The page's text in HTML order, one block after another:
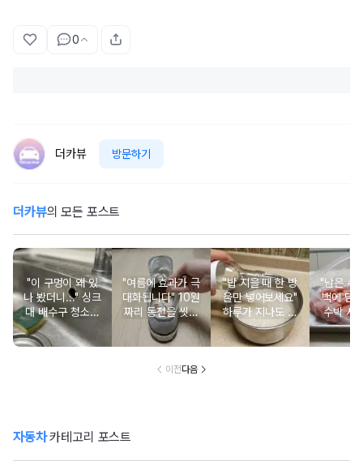
0
더카뷰 방문하기
더카뷰의 모든 포스트
"이 구멍이 왜 있
나 봤더니..." 싱크
대 배수구 청소해
도 냄새난다면 물
넘침 방지 구멍을
"여름에 효과가 극
대화됩니다" 10원
짜리 동전을 씻어
서 운동화 신발에
넣어보세요
"밥 지을 때 한 방
울만 넣어보세요"
하루가 지나도 갓
지은 밥처럼 밥알
이 살아있습니다
"남은 수
백에 담
수박 사
이렇게
에 후회
이전다음
자동차카테고리 포스트